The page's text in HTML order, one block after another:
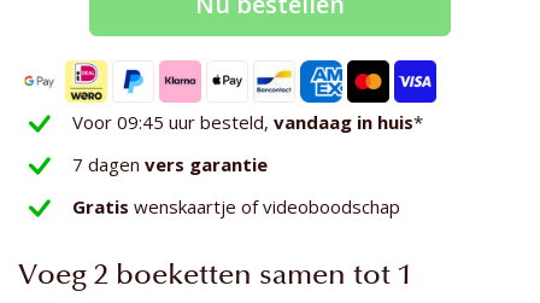
Voor 09:45 uur besteld, vandaag in huis*
7 dagen vers garantie
Gratis wenskaartje of videoboodschap
Voeg 2 boeketten samen tot 1